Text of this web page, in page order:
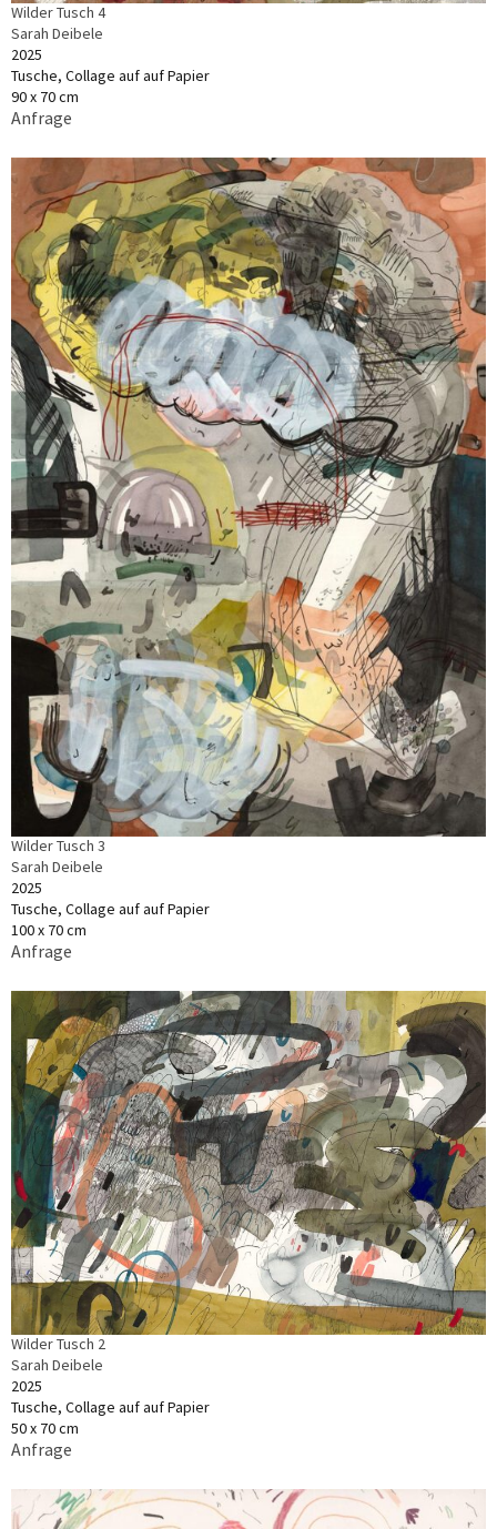
Wilder Tusch 4
Sarah Deibele
2025
Tusche, Collage auf auf Papier
90 x 70 cm
Anfrage
Wilder Tusch 3
Sarah Deibele
2025
Tusche, Collage auf auf Papier
100 x 70 cm
Anfrage
Wilder Tusch 2
Sarah Deibele
2025
Tusche, Collage auf auf Papier
50 x 70 cm
Anfrage